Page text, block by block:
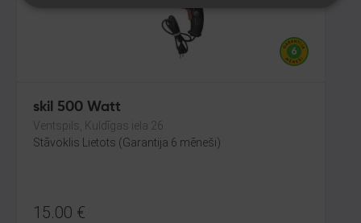
skil 500 Watt
Ventspils, Kuldīgas iela 26
Stāvoklis Lietots (Garantija 6 mēneši)
15.00 €